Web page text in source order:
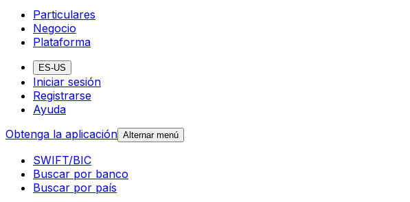
Particulares
Negocio
Plataforma
ES-US
Iniciar sesión
Registrarse
Ayuda
Obtenga la aplicación Alternar menú
SWIFT/BIC
Buscar por banco
Buscar por país